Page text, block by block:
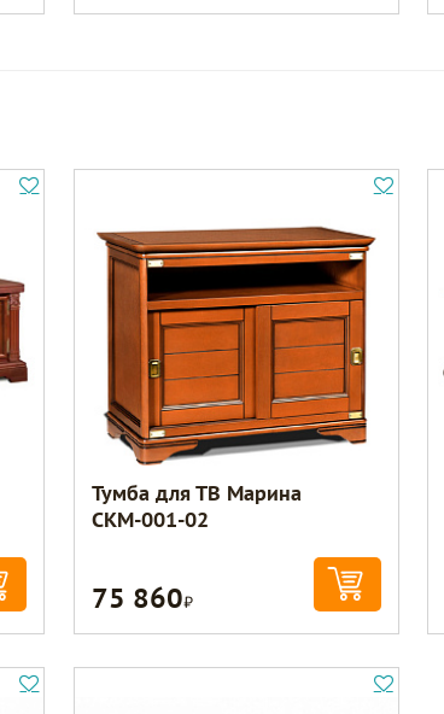
Тумба для ТВ Марина
СКМ-001-02
75 860Р